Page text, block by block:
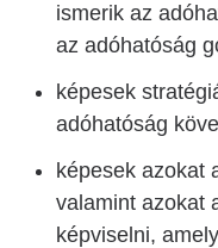
ismerik az
az adóhatóság
képesek
adóhatóság
képesek azokat
valamint azokat
képviselni,